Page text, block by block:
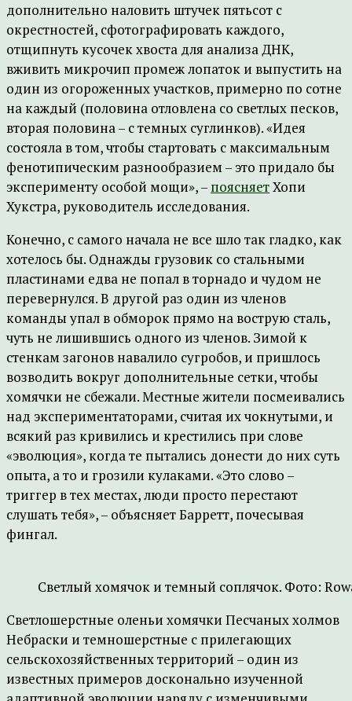
дополнительно наловить штучек пятьсот с
окрестностей, сфотографировать каждого,
отщипнуть кусочек хвоста для анализа ДНК,
вживить микрочип промеж лопаток и выпустить на
один из огороженных участков, примерно по сотне
на каждый (половина отловлена со светлых песков,
вторая половина – с темных суглинков). «Идея
состояла в том, чтобы стартовать с максимальным
фенотипическим разнообразием – это придало бы
эксперименту особой мощи», – поясняетХопи
Хукстра, руководитель исследования.
Конечно, с самого начала не все шло так гладко, как
хотелось бы. Однажды грузовик со стальными
пластинами едва не попал в торнадо и чудом не
перевернулся. В другой раз один из членов
команды упал в обморок прямо на вострую сталь,
чуть не лишившись одного из членов. Зимой к
стенкам загонов навалило сугробов, и пришлось
возводить вокруг дополнительные сетки, чтобы
хомячки не сбежали. Местные жители посмеивались
над экспериментаторами, считая их чокнутыми, и
всякий раз кривились и крестились при слове
«эволюция», когда те пытались донести до них суть
опыта, а то и грозили кулаками. «Это слово –
триггер в тех местах, люди просто перестают
слушать тебя», – объясняет Барретт, почесывая
фингал.
Светлый хомячок и темный соплячок. Фото:
Светлошерстные оленьи хомячки Песчаных холмов
Небраски и темношерстные с прилегающих
сельскохозяйственных территорий – один из
известных примеров досконально изученной